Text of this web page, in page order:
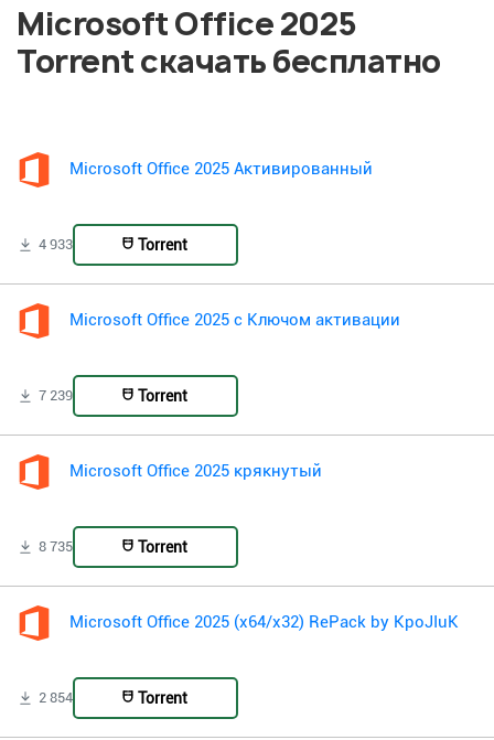
Microsoft Office 2025
Torrent скачать бесплатно
Microsoft Office 2025 Активированный
4 933 Torrent
Microsoft Office 2025 с Ключом активации
7 239 Torrent
Microsoft Office 2025 крякнутый
8 735 Torrent
Microsoft Office 2025 (x64/x32) RePack by KpoJIuK
2 854 Torrent